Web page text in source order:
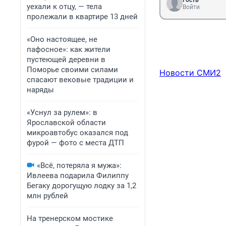
уехали к отцу, — тела
пролежали в квартире 13 дней
«Оно настоящее, не
пафосное»: как жители
пустеющей деревни в
Поморье своими силами
спасают вековые традиции и
наряды
«Уснул за рулем»: в
Ярославской области
микроавтобус оказался под
фурой — фото с места ДТП
«Всё, потеряла я мужа»:
Ивлеева подарила Филиппу
Бегаку дорогущую лодку за 1,2
млн рублей
На тренерском мостике
Войти
Новости СМИ2